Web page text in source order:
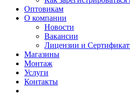
Оптовикам
О компании
Новости
Вакансии
Лицензии и
Магазины
Монтаж
Услуги
Контакты